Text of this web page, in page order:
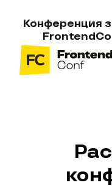
Конференция